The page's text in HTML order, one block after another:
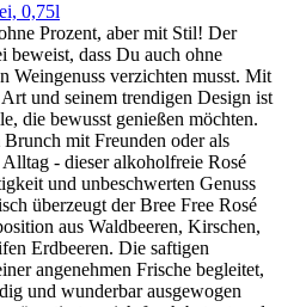
0,75l
Prozent, aber mit Stil! Der
beweist, dass Du auch ohne
Weingenuss verzichten musst. Mit
und seinem trendigen Design ist
die bewusst genießen möchten.
mit Freunden oder als
- dieser alkoholfreie Rosé
und unbeschwerten Genuss
überzeugt der Bree Free Rosé
aus Waldbeeren, Kirschen,
Erdbeeren. Die saftigen
angenehmen Frische begleitet,
und wunderbar ausgewogen